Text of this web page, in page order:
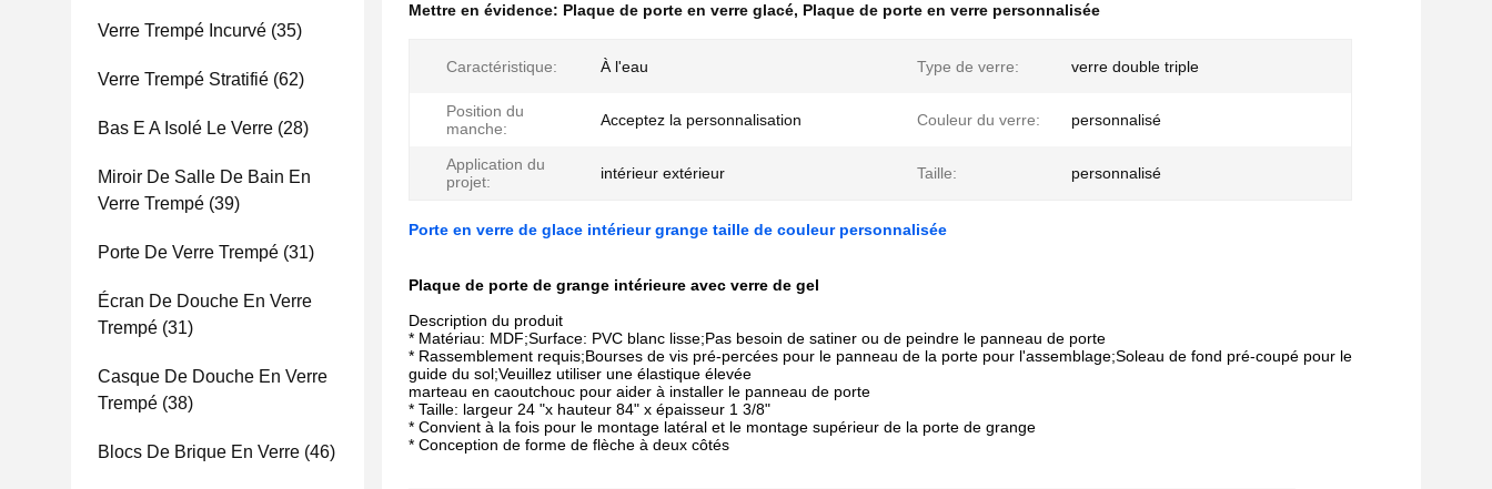
Verre Trempé Incurvé (35)
Verre Trempé Stratifié (62)
Bas E A Isolé Le Verre (28)
Miroir De Salle De Bain En
Verre Trempé (39)
Porte De Verre Trempé (31)
Écran De Douche En Verre
Trempé (31)
Casque De Douche En Verre
Trempé (38)
Blocs De Brique En Verre (46)
Mettre en évidence: Plaque de porte en verre glacé, Plaque de porte en verre personnalisée
Caractéristique: À l'eau Type de verre: verre double triple
Position du
manche:
Acceptez la personnalisation Couleur du verre: personnalisé
Application du
projet:
intérieur extérieur Taille: personnalisé
Porte en verre de glace intérieur grange taille de couleur personnalisée
Plaque de porte de grange intérieure avec verre de gel
Description du produit
* Matériau: MDF;Surface: PVC blanc lisse;Pas besoin de satiner ou de peindre le panneau de porte
* Rassemblement requis;Bourses de vis pré-percées pour le panneau de la porte pour l'assemblage;Soleau de fond pré-coupé pour le
guide du sol;Veuillez utiliser une élastique élevée
marteau en caoutchouc pour aider à installer le panneau de porte
* Taille: largeur 24 "x hauteur 84" x épaisseur 1 3/8"
* Convient à la fois pour le montage latéral et le montage supérieur de la porte de grange
* Conception de forme de flèche à deux côtés